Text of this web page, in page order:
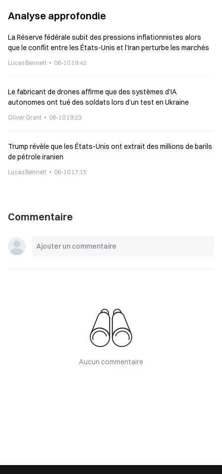
Analyse approfondie
La Réserve fédérale subit des pressions inflationnistes alors
que le conflit entre les États-Unis et l’Iran perturbe les marchés
Lucas Bennett 06-10 19:42
Le fabricant de drones affirme que des systèmes d’IA
autonomes ont tué des soldats lors d’un test en Ukraine
Oliver Grant 06-10 19:23
Trump révèle que les États-Unis ont extrait des millions de barils
de pétrole iranien
Lucas Bennett 06-10 17:15
Commentaire
Aucun commentaire